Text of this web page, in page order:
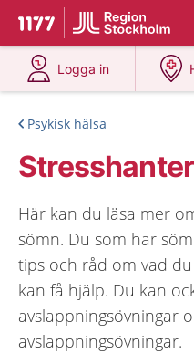
Till startsidan för 1177
Du har valt region
Logga in
på 1177.se
Psykisk hälsa
Här kan du läsa mer
sömn. Du som har
tips och råd om vad
kan få hjälp. Du kan
avslappningsövningar
avslappningsövningar.